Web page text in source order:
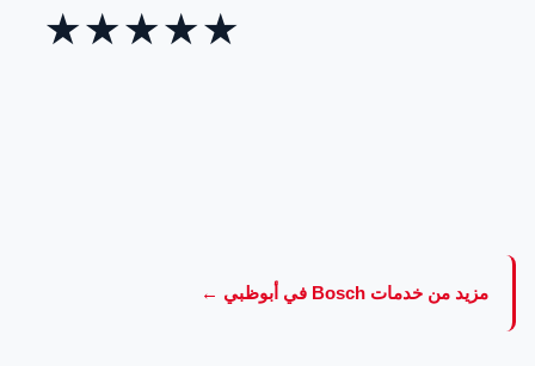
★★★★★
مزيد من خدمات Bosch في أبوظبي ←